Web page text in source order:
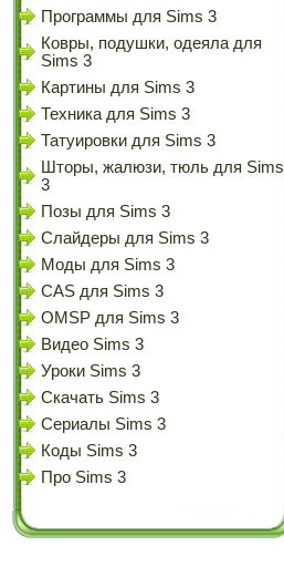
Программы для Sims 3
Ковры, подушки, одеяла для
Sims 3
Картины для Sims 3
Техника для Sims 3
Татуировки для Sims 3
Шторы, жалюзи, тюль для Sims
3
Позы для Sims 3
Слайдеры для Sims 3
Моды для Sims 3
CAS для Sims 3
OMSP для Sims 3
Видео Sims 3
Уроки Sims 3
Скачать Sims 3
Сериалы Sims 3
Коды Sims 3
Про Sims 3